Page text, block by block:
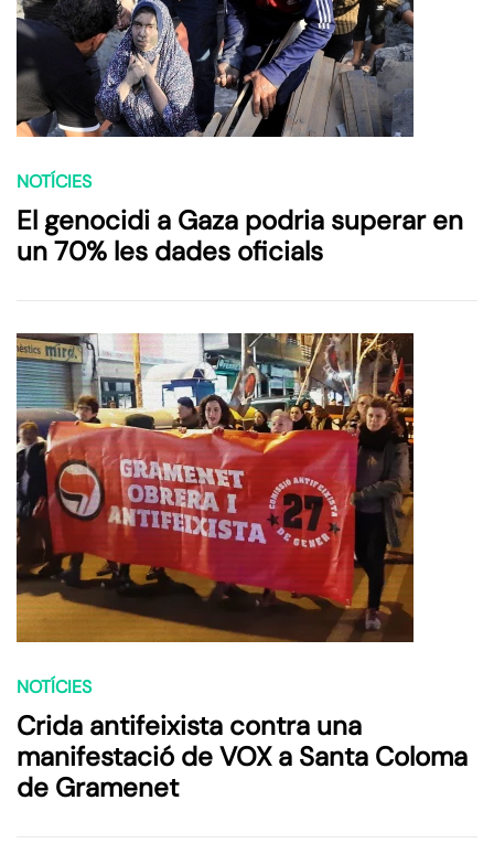
NOTÍCIES
El genocidi a Gaza podria superar en
un 70% les dades oficials
NOTÍCIES
Crida antifeixista contra una
manifestació de VOX a Santa Coloma
de Gramenet